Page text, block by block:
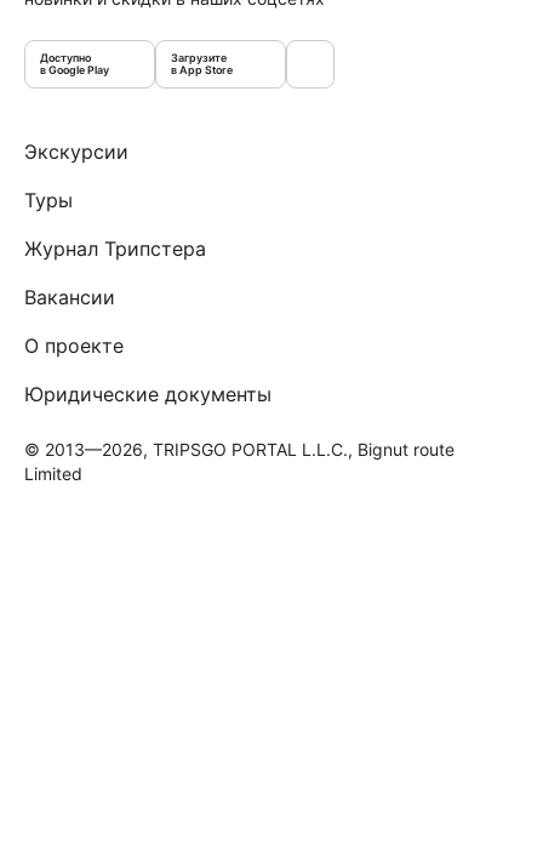
Доступно
в Google Play
Загрузите
в App Store
Экскурсии
Туры
Журнал Трипстера
Вакансии
О проекте
Юридические документы
© 2013—2026, TRIPSGO PORTAL L.L.C., Bignut route
Limited